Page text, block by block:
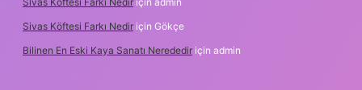
Sivas Köftesi Farkı Nedir için Gökçe
Bilinen En Eski Kaya Sanatı Nerededir için admin